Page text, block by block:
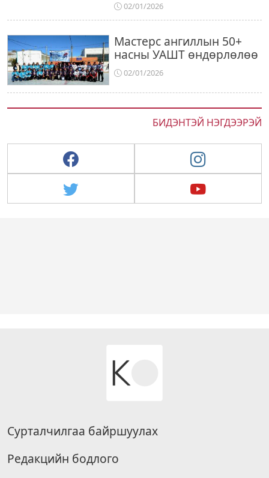
02/01/2026
Мастерс ангиллын 50+
насны УАШТ өндөрлөлөө
02/01/2026
БИДЭНТЭЙ НЭГДЭЭРЭЙ
Сурталчилгаа байршуулах
Редакцийн бодлого